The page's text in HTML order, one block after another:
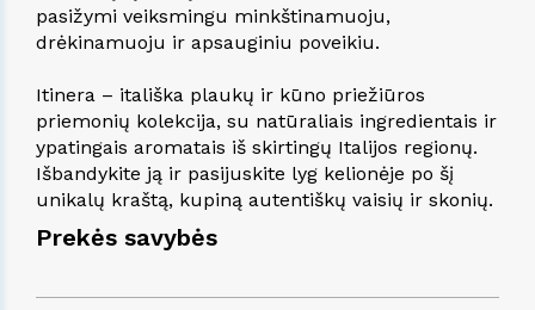
Prekės savybės
pasižymi veiksmingu minkštinamuoju,
drėkinamuoju ir apsauginiu poveikiu.
Itinera – itališka plaukų ir kūno priežiūros
priemonių kolekcija, su natūraliais ingredientais ir
ypatingais aromatais iš skirtingų Italijos regionų.
Išbandykite ją ir pasijuskite lyg kelionėje po šį
unikalų kraštą, kupiną autentiškų vaisių ir skonių.